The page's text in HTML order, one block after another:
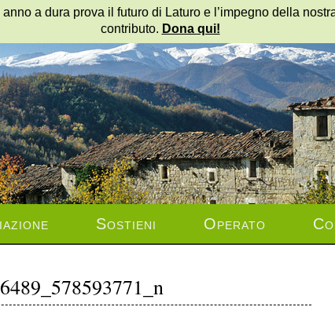
Sostieni Operato
a dura prova il futuro di Laturo e l’impegno della
contributo. Dona qui!